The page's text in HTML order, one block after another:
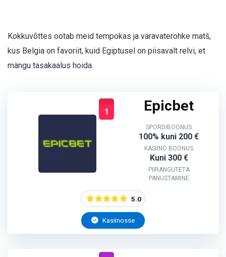
Kokkuvõttes ootab meid tempokas ja väravaterohke matš,
kus Belgia on favoriit, kuid Egiptusel on piisavalt relvi, et
mängu tasakaalus hoida.
1 Epicbet
SPORDIBOONUS
100% kuni 200 €
KASIINO BOONUS
Kuni 300 €
PIIRANGUTETA
PANUSTAMINE
5.0
Kasiinosse